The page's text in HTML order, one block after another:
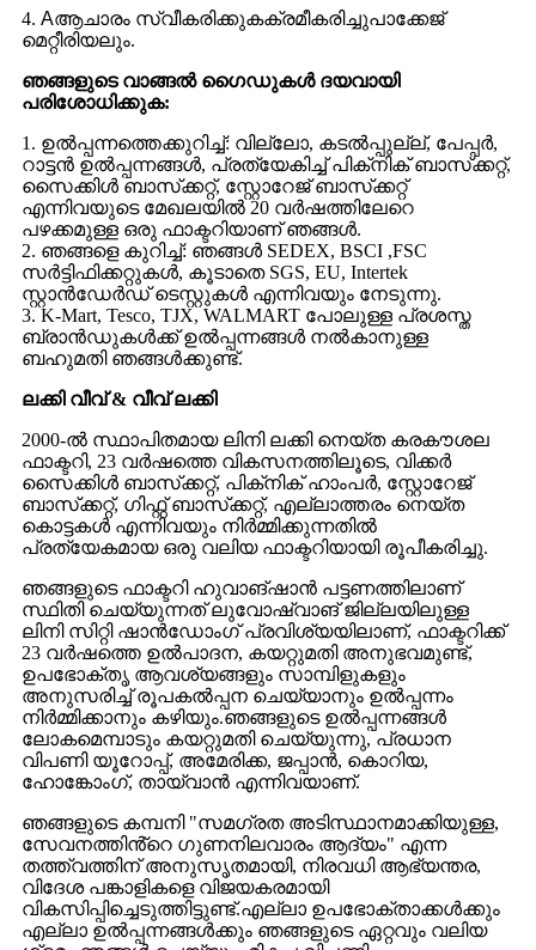
4. Aആചാരം സ്വീകരിക്കുകക്രമീകരിച്ചുപാക്കേജ്
മെറ്റീരിയലും.
ഞങ്ങളുടെ വാങ്ങൽ ഗൈഡുകൾ ദയവായി
പരിശോധിക്കുക:
1. ഉൽപ്പന്നത്തെക്കുറിച്ച്: വില്ലോ, കടൽപ്പുല്ല്, പേപ്പർ,
റാട്ടൻ ഉൽപ്പന്നങ്ങൾ, പ്രത്യേകിച്ച് പിക്‌നിക് ബാസ്‌ക്കറ്റ്,
സൈക്കിൾ ബാസ്‌ക്കറ്റ്, സ്റ്റോറേജ് ബാസ്‌ക്കറ്റ്
എന്നിവയുടെ മേഖലയിൽ 20 വർഷത്തിലേറെ
പഴക്കമുള്ള ഒരു ഫാക്ടറിയാണ് ഞങ്ങൾ.
2. ഞങ്ങളെ കുറിച്ച്: ഞങ്ങൾ SEDEX, BSCI ,FSC
സർട്ടിഫിക്കറ്റുകൾ, കൂടാതെ SGS, EU, Intertek
സ്റ്റാൻഡേർഡ് ടെസ്റ്റുകൾ എന്നിവയും നേടുന്നു.
3. K-Mart, Tesco, TJX, WALMART പോലുള്ള പ്രശസ്ത
ബ്രാൻഡുകൾക്ക് ഉൽപ്പന്നങ്ങൾ നൽകാനുള്ള
ബഹുമതി ഞങ്ങൾക്കുണ്ട്.
ലക്കി വീവ് & വീവ് ലക്കി
2000-ൽ സ്ഥാപിതമായ ലിനി ലക്കി നെയ്‌ത കരകൗശല
ഫാക്ടറി, 23 വർഷത്തെ വികസനത്തിലൂടെ, വിക്കർ
സൈക്കിൾ ബാസ്‌ക്കറ്റ്, പിക്‌നിക് ഹാംപർ, സ്റ്റോറേജ്
ബാസ്‌ക്കറ്റ്, ഗിഫ്റ്റ് ബാസ്‌ക്കറ്റ്, എല്ലാത്തരം നെയ്‌ത
കൊട്ടകൾ എന്നിവയും നിർമ്മിക്കുന്നതിൽ
പ്രത്യേകമായ ഒരു വലിയ ഫാക്ടറിയായി രൂപീകരിച്ചു.
ഞങ്ങളുടെ ഫാക്ടറി ഹുവാങ്‌ഷാൻ പട്ടണത്തിലാണ്
സ്ഥിതി ചെയ്യുന്നത് ലുവോഷ്വാങ് ജില്ലയിലുള്ള
ലിനി സിറ്റി ഷാൻഡോംഗ് പ്രവിശ്യയിലാണ്, ഫാക്ടറിക്ക്
23 വർഷത്തെ ഉൽപാദന, കയറ്റുമതി അനുഭവമുണ്ട്,
ഉപഭോക്തൃ ആവശ്യങ്ങളും സാമ്പിളുകളും
അനുസരിച്ച് രൂപകൽപ്പന ചെയ്യാനും ഉൽപ്പന്നം
നിർമ്മിക്കാനും കഴിയും.ഞങ്ങളുടെ ഉൽപ്പന്നങ്ങൾ
ലോകമെമ്പാടും കയറ്റുമതി ചെയ്യുന്നു, പ്രധാന
വിപണി യൂറോപ്പ്, അമേരിക്ക, ജപ്പാൻ, കൊറിയ,
ഹോങ്കോംഗ്, തായ്‌വാൻ എന്നിവയാണ്.
ഞങ്ങളുടെ കമ്പനി "സമഗ്രത അടിസ്ഥാനമാക്കിയുള്ള,
സേവനത്തിൻ്റെ ഗുണനിലവാരം ആദ്യം" എന്ന
തത്ത്വത്തിന് അനുസൃതമായി, നിരവധി ആഭ്യന്തര,
വിദേശ പങ്കാളികളെ വിജയകരമായി
വികസിപ്പിച്ചെടുത്തിട്ടുണ്ട്.എല്ലാ ഉപഭോക്താക്കൾക്കും
എല്ലാ ഉൽപ്പന്നങ്ങൾക്കും ഞങ്ങളുടെ ഏറ്റവും വലിയ